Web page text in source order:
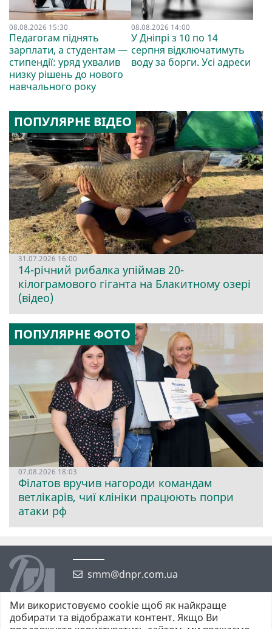
08.08.2026 15:30
Педагогам піднять
зарплати, а студентам —
стипендії: уряд ухвалив
низку рішень до нового
навчального року
08.08.2026 14:00
У Дніпрі з 10 по 14
серпня відключатимуть
воду за борги. Усі адреси
ПОПУЛЯРНЕ ВІДЕО
31.07.2026 16:00
14-річний рибалка упіймав 20-
кілограмового гіганта на Блакитному озері
(відео)
ПОПУЛЯРНЕ ФОТО
07.08.2026 18:03
Філатов вручив нагороди командам
ветлікарів, чиї клініки працюють попри
атаки рф
smm@dnpr.com.ua
Ми використовуємо cookie щоб як найкраще
добирати та відображати контент. Якщо Ви